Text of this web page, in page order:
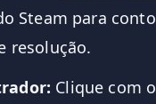
Steam para
resolução.
Clique com